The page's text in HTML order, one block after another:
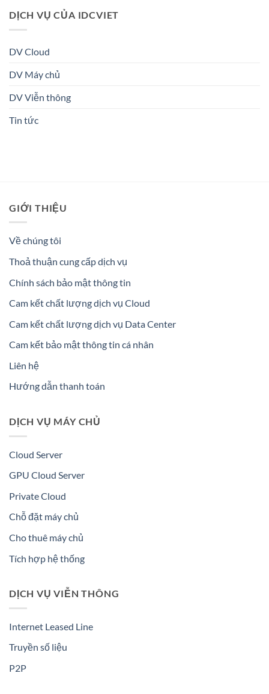
DỊCH VỤ CỦA IDCVIET
DV Cloud
DV Máy chủ
DV Viễn thông
Tin tức
GIỚI THIỆU
Về chúng tôi
Thoả thuận cung cấp dịch vụ
Chính sách bảo mật thông tin
Cam kết chất lượng dịch vụ Cloud
Cam kết chất lượng dịch vụ Data Center
Cam kết bảo mật thông tin cá nhân
Liên hệ
Hướng dẫn thanh toán
DỊCH VỤ MÁY CHỦ
Cloud Server
GPU Cloud Server
Private Cloud
Chỗ đặt máy chủ
Cho thuê máy chủ
Tích hợp hệ thống
DỊCH VỤ VIỄN THÔNG
Internet Leased Line
Truyền số liệu
P2P